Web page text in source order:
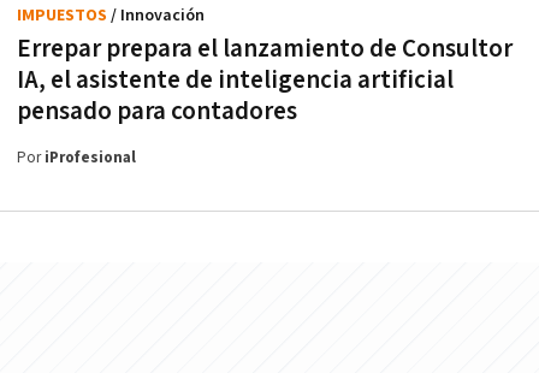
Errepar prepara el lanzamiento de Consultor
IA, el asistente de inteligencia artificial
pensado para contadores
IMPUESTOS / Innovación
PoriProfesional